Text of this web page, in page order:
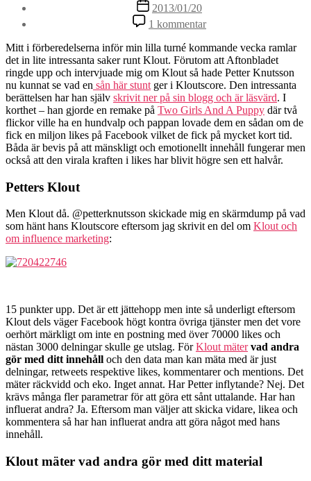
Inläggsdatum
2013/01/20
1 kommentartill
Klout
och
en
kattbild
Mitt i förberedelserna inför min lilla turné kommande vecka ramlar
det in lite intressanta saker runt Klout. Förutom att Aftonbladet
ringde upp och intervjuade mig om Klout så hade Petter Knutsson
nu kunnat se vad en sån här stunt ger i Kloutscore. Den intressanta
berättelsen har han själv skrivit ner på sin blogg och är läsvärd. I
korthet – han gjorde en remake på Two Girls And A Puppy där två
flickor ville ha en hundvalp och pappan lovade dem en sådan om de
fick en miljon likes på Facebook vilket de fick på mycket kort tid.
Båda är bevis på att mänskligt och emotionellt innehåll fungerar men
också att den virala kraften i likes har blivit högre sen ett halvår.
Petters Klout
Men Klout då. @petterknutsson skickade mig en skärmdump på vad
som hänt hans Kloutscore eftersom jag skrivit en del om Klout och
om influence marketing:
15 punkter upp. Det är ett jättehopp men inte så underligt eftersom
Klout dels väger Facebook högt kontra övriga tjänster men det vore
oerhört märkligt om inte en postning med över 70000 likes och
nästan 3000 delningar skulle ge utslag. FörKlout mäter vad andra
gör med ditt innehåll och den data man kan mäta med är just
delningar, retweets respektive likes, kommentarer och mentions. Det
mäter räckvidd och eko. Inget annat. Har Petter inflytande? Nej. Det
krävs många fler parametrar för att göra ett sånt uttalande. Har han
influerat andra? Ja. Eftersom man väljer att skicka vidare, likea och
kommentera så har han influerat andra att göra något med hans
innehåll.
Klout mäter vad andra gör med ditt material